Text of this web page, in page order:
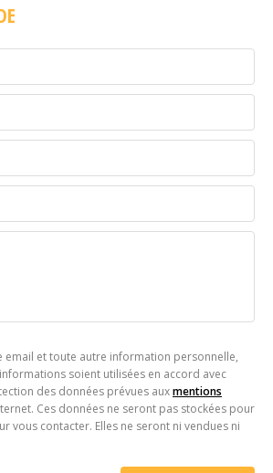
email et toute autre information personnelle,
soient utilisées en accord avec
des données prévues auxmentions
Ces données ne seront pas stockées pour
vous contacter. Elles ne seront ni vendues ni